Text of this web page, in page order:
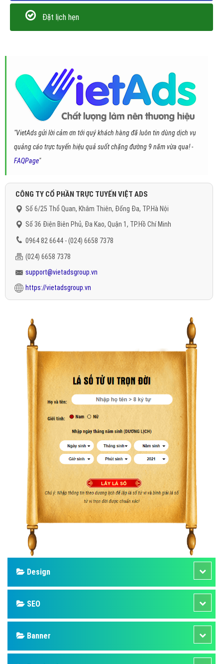
Đặt lịch hẹn
"VietAds gửi lời cảm ơn tới quý khách hàng đã luôn tin dùng dịch vụ
quảng cáo trực tuyến hiệu quả suốt chặng đường 9 năm vừa qua! -
FAQPage"
CÔNG TY CỔ PHẦN TRỰC TUYẾN VIỆT ADS
Số 6/25 Thổ Quan, Khâm Thiên, Đống Đa, TP.Hà Nội
Số 36 Điện Biên Phủ, Đa Kao, Quận 1, TP.Hồ Chí Minh
0964 82 6644 - (024) 6658 7378
(024) 6658 7378
support@vietadsgroup.vn
https://vietadsgroup.vn
Design
SEO
Banner